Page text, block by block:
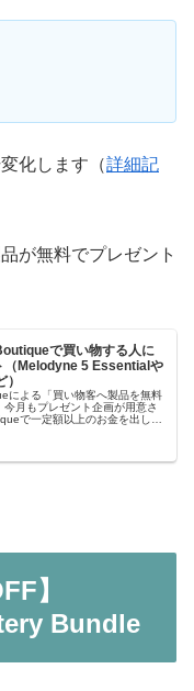
化します（詳細記
が無料でプレゼント
で買い物する人に
（Melodyne 5 Essentialや
による「買い物客へ製品を無料
月もプレゼント企画が用意さ
で一定額以上のお金を出して
布終了予定日：日本時間：
】
Bundle